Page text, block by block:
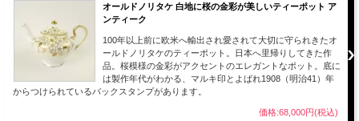
100年以上前のものとしては全体的には良い状態です。
コレクション、お部屋のインテリアにいかがでしょうか。
画像をご覧いただきご確認ください。
■当方で扱うアンティーク商品、ヴィンテージ商品はすべてインテリアとして輸入
しております。
コレクションとして飾ってお楽しみください。
り越えた大切に保管されてきたアンティーク、ヴィンテージの魅力となります。
オールドノリタケ 白地に桜の金彩が美しいティーポット ア
ンティーク
100年以上前に欧米へ輸出され愛されて大切に守られきたオ
ールドノリタケのティーポット。日本へ里帰りしてきた作
品。桜模様の金彩がアクセントのエレガントなポット。底に
は製作年代がわかる、マルキ印とよばれ1908（明治41）年
からつけられているバックスタンプがあります。
価格:68,000円(税込)